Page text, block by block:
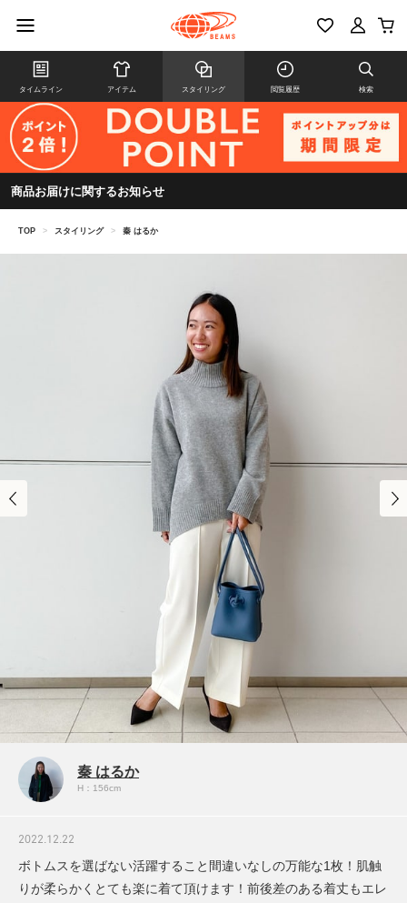
タイムライン アイテム スタイリング 閲覧履歴 検索
商品お届けに関するお知らせ
TOP > スタイリング > 秦 はるか
秦 はるか
H：156cm
2022.12.22
ボトムスを選ばない活躍すること間違いなしの万能な1枚！肌触
りが柔らかくとても楽に着て頂けます！前後差のある着丈もエレ